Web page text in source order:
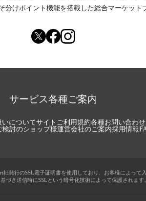
分けポイント機能を搭載した総合マーケット
サービス各種ご案内
についてサイトご利用規約各種お問い合わせ
検討のショップ様運営会社のご案内採用情報
社発行のSSL電子証明書を使用しており、お客様によって
づき送信時にSSLという暗号化技術によって保護されます。